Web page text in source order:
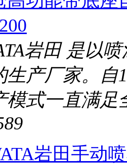
岩田 是以
生产厂家。自
模式一直满足
岩田手动